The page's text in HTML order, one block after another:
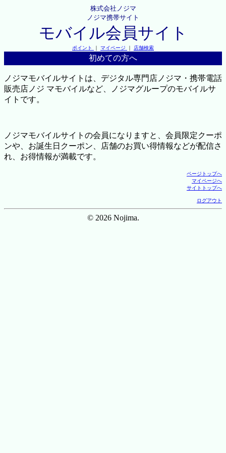
株式会社ノジマ
ノジマ携帯サイト
モバイル会員サイト
ポイント ｜ マイページ ｜ 店舗検索
初めての方へ
ノジマモバイルサイトは、デジタル専門店ノジマ・携帯電話
販売店ノジ マモバイルなど、ノジマグループのモバイルサ
イトです。
ノジマモバイルサイトの会員になりますと、会員限定クーポ
ンや、お誕生日クーポン、店舗のお買い得情報などが配信さ
れ、お得情報が満載です。
ページトップへ
マイページへ
サイトトップへ
ログアウト
© 2026 Nojima.